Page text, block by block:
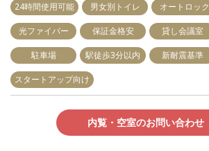
24時間使用可能 男女別トイレ オートロック
光ファイバー 保証金格安 貸し会議室
駐車場 駅徒歩3分以内 新耐震基準
スタートアップ向け
内覧・空室のお問い合わせ